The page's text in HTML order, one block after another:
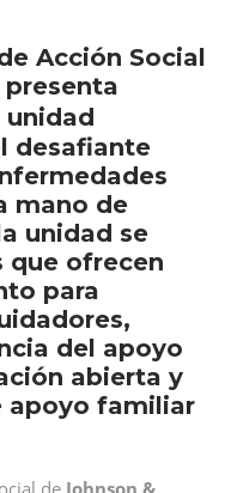
Acción Social
presenta
unidad
desafiante
mano de
unidad se
que ofrecen
para
del apoyo
abierta y
apoyo familiar
de Johnson &